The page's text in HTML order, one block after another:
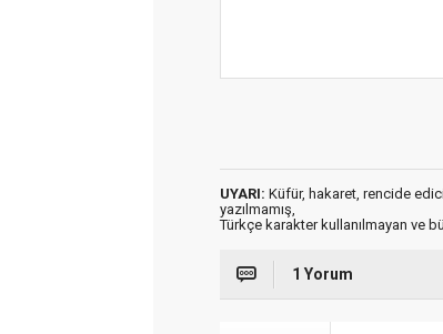
UYARI: Küfür, hakaret, rencide
yazılmamış,
Türkçe karakter kullanılmayan ve
1 Yorum